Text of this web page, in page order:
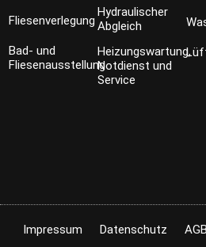
Fliesenverlegung
Bad- und
Fliesenausstellung
Hydraulischer
Abgleich
Heizungswartung,
Notdienst und
Service
Impressum Datenschutz AGB